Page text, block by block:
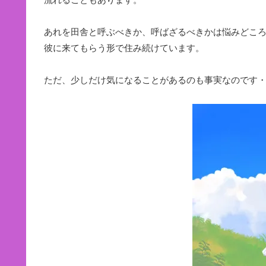
あれを田舎と呼ぶべきか、呼ばざるべきかは悩みどこ
彼に来てもらう形で住み続けています。
ただ、少しだけ気になることがあるのも事実なのです